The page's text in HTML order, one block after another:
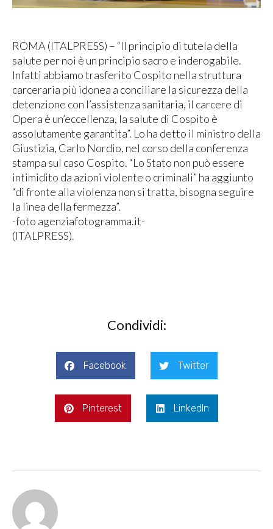
ROMA (ITALPRESS) – “Il principio di tutela della
salute per noi è un principio sacro e inderogabile.
Infatti abbiamo trasferito Cospito nella struttura
carceraria più idonea a conciliare la sicurezza della
detenzione con l’assistenza sanitaria, il carcere di
Opera è un’eccellenza, la salute di Cospito è
assolutamente garantita”. Lo ha detto il ministro della
Giustizia, Carlo Nordio, nel corso della conferenza
stampa sul caso Cospito. “Lo Stato non può essere
intimidito da azioni violente o criminali” ha aggiunto
“di fronte alla violenza non si tratta, bisogna seguire
la linea della fermezza”.
-foto agenziafotogramma.it-
(ITALPRESS).
Condividi:
Facebook Twitter
Pinterest LinkedIn